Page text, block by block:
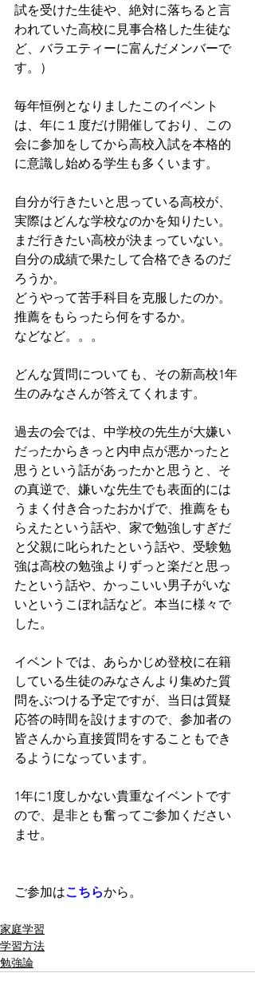
試を受けた生徒や、絶対に落ちると言
われていた高校に見事合格した生徒な
ど、バラエティーに富んだメンバーで
す。）
毎年恒例となりましたこのイベント
は、年に１度だけ開催しており、この
会に参加をしてから高校入試を本格的
に意識し始める学生も多くいます。
自分が行きたいと思っている高校が、
実際はどんな学校なのかを知りたい。
まだ行きたい高校が決まっていない。
自分の成績で果たして合格できるのだ
ろうか。
どうやって苦手科目を克服したのか。
推薦をもらったら何をするか。
などなど。。。
どんな質問についても、その新高校1年
生のみなさんが答えてくれます。
過去の会では、中学校の先生が大嫌い
だったからきっと内申点が悪かったと
思うという話があったかと思うと、そ
の真逆で、嫌いな先生でも表面的には
うまく付き合ったおかげで、推薦をも
らえたという話や、家で勉強しすぎだ
と父親に叱られたという話や、受験勉
強は高校の勉強よりずっと楽だと思っ
たという話や、かっこいい男子がいな
いというこぼれ話など。本当に様々で
した。
イベントでは、あらかじめ登校に在籍
している生徒のみなさんより集めた質
問をぶつける予定ですが、当日は質疑
応答の時間を設けますので、参加者の
皆さんから直接質問をすることもでき
るようになっています。
1年に1度しかない貴重なイベントです
ので、是非とも奮ってご参加ください
ませ。
ご参加はこちらから。
家庭学習
学習方法
勉強論